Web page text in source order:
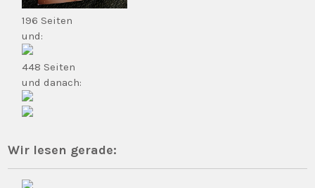
196 Seiten
und:
448 Seiten
und danach:
Wir lesen gerade: